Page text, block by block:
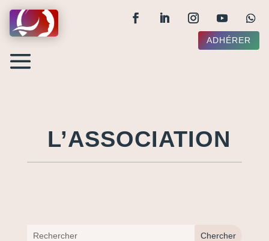
ADHÉRER
L’ASSOCIATION